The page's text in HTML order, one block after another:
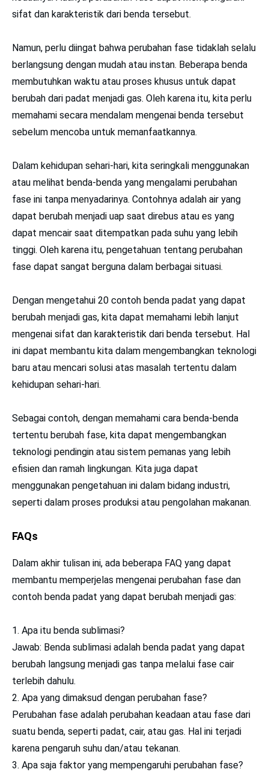
sifat dan karakteristik dari benda tersebut.
Namun, perlu diingat bahwa perubahan fase tidaklah selalu
berlangsung dengan mudah atau instan. Beberapa benda
membutuhkan waktu atau proses khusus untuk dapat
berubah dari padat menjadi gas. Oleh karena itu, kita perlu
memahami secara mendalam mengenai benda tersebut
sebelum mencoba untuk memanfaatkannya.
Dalam kehidupan sehari-hari, kita seringkali menggunakan
atau melihat benda-benda yang mengalami perubahan
fase ini tanpa menyadarinya. Contohnya adalah air yang
dapat berubah menjadi uap saat direbus atau es yang
dapat mencair saat ditempatkan pada suhu yang lebih
tinggi. Oleh karena itu, pengetahuan tentang perubahan
fase dapat sangat berguna dalam berbagai situasi.
Dengan mengetahui 20 contoh benda padat yang dapat
berubah menjadi gas, kita dapat memahami lebih lanjut
mengenai sifat dan karakteristik dari benda tersebut. Hal
ini dapat membantu kita dalam mengembangkan teknologi
baru atau mencari solusi atas masalah tertentu dalam
kehidupan sehari-hari.
Sebagai contoh, dengan memahami cara benda-benda
tertentu berubah fase, kita dapat mengembangkan
teknologi pendingin atau sistem pemanas yang lebih
efisien dan ramah lingkungan. Kita juga dapat
menggunakan pengetahuan ini dalam bidang industri,
seperti dalam proses produksi atau pengolahan makanan.
FAQs
Dalam akhir tulisan ini, ada beberapa FAQ yang dapat
membantu memperjelas mengenai perubahan fase dan
contoh benda padat yang dapat berubah menjadi gas:
Apa itu benda sublimasi?
Jawab: Benda sublimasi adalah benda padat yang dapat
berubah langsung menjadi gas tanpa melalui fase cair
terlebih dahulu.
Apa yang dimaksud dengan perubahan fase?
Perubahan fase adalah perubahan keadaan atau fase dari
suatu benda, seperti padat, cair, atau gas. Hal ini terjadi
karena pengaruh suhu dan/atau tekanan.
Apa saja faktor yang mempengaruhi perubahan fase?